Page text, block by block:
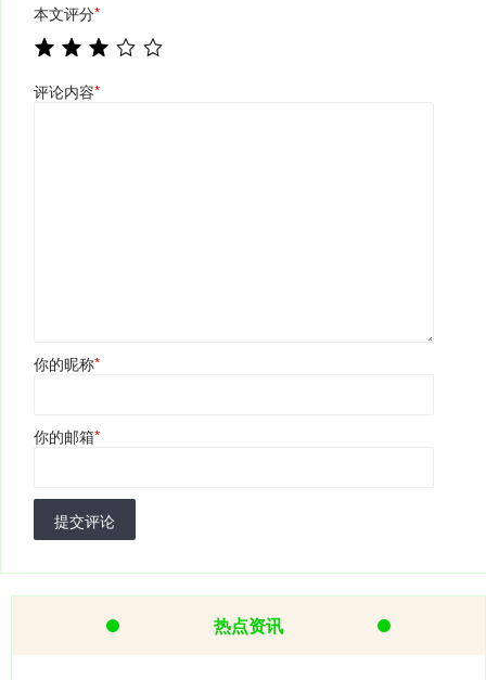
本文评分*
评论内容*
你的昵称*
你的邮箱*
提交评论
热点资讯